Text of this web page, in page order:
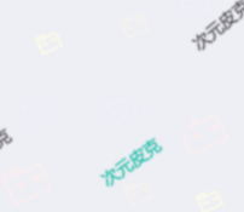
觉。柔顺的栗色发丝在光影间轻轻
摇曳，制服的细节与发饰的配色都…